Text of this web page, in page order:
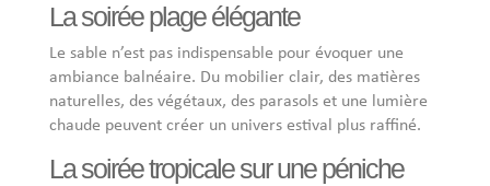
La soirée plage élégante
Le sable n’est pas indispensable pour évoquer une
ambiance balnéaire. Du mobilier clair, des matières
naturelles, des végétaux, des parasols et une lumière
chaude peuvent créer un univers estival plus raffiné.
La soirée tropicale sur une péniche